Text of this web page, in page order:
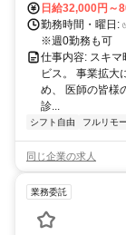
日給32,000円～
勤務時間・曜日:
※週0勤務も可
仕事内容: スキ
ビス。 事業拡大
め、 医師の皆様
診...
シフト自由 フルリモ
同じ企業の求人
業務委託